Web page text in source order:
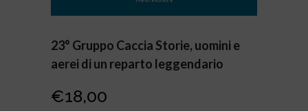
23° Gruppo Caccia Storie, uomini e
aerei di un reparto leggendario
€18,00